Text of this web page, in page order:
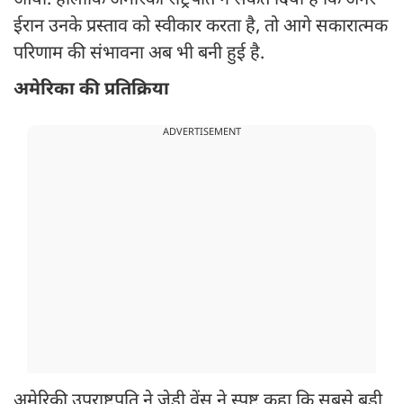
ईरान उनके प्रस्ताव को स्वीकार करता है, तो आगे सकारात्मक
परिणाम की संभावना अब भी बनी हुई है.
अमेरिका की प्रतिक्रिया
ADVERTISEMENT